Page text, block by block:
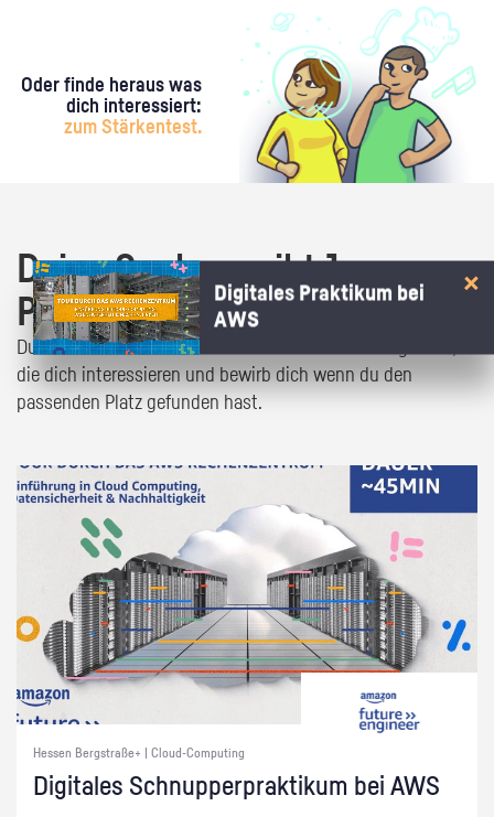
Oder finde heraus was
dich interessiert:
zum Stärkentest.
Deine Suche ergibt 1
Praktikumsangebot!
Du bist fast da! Klick dich durch die Praktikumsangebote,
die dich interessieren und bewirb dich wenn du den
passenden Platz gefunden hast.
Hessen Bergstraße+ | Cloud-Computing
Di­gi­ta­les Schnup­per­prak­ti­kum bei AWS
Digitales Praktikum bei
AWS